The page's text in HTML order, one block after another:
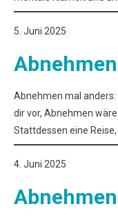
5. Juni 2025
Abnehmen mal anders:
dir vor, Abnehmen
Stattdessen eine
4. Juni 2025